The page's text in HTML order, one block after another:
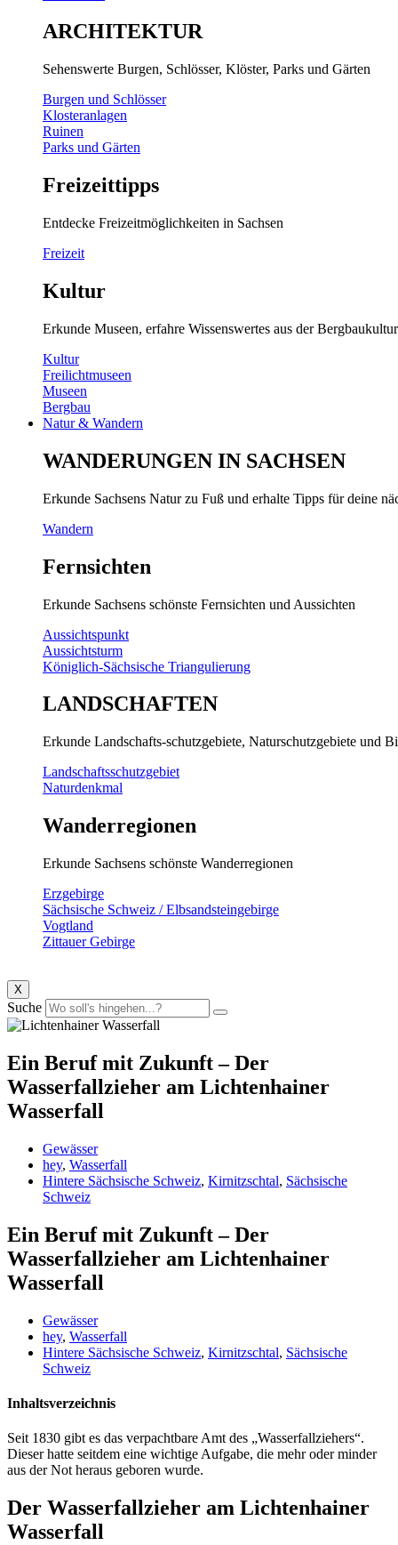
ARCHITEKTUR
Sehenswerte Burgen, Schlösser, Klöster, Parks und Gärten
Burgen und Schlösser
Klosteranlagen
Ruinen
Parks und Gärten
Freizeittipps
Entdecke Freizeitmöglichkeiten in Sachsen
Freizeit
Kultur
Erkunde Museen, erfahre Wissenswertes aus der
Kultur
Freilichtmuseen
Museen
Bergbau
Natur & Wandern
WANDERUNGEN IN SACHSEN
Erkunde Sachsens Natur zu Fuß und erhalte Tipps für deine
Wandern
Fernsichten
Erkunde Sachsens schönste Fernsichten und Aussichten
Aussichtspunkt
Aussichtsturm
Königlich-Sächsische Triangulierung
LANDSCHAFTEN
Erkunde Landschafts-schutzgebiete, Naturschutzgebiete und
Landschaftsschutzgebiet
Naturdenkmal
Wanderregionen
Erkunde Sachsens schönste Wanderregionen
Erzgebirge
Sächsische Schweiz / Elbsandsteingebirge
Vogtland
Zittauer Gebirge
X
Suche
Ein Beruf mit Zukunft – Der
Wasserfallzieher am Lichtenhainer
Wasserfall
Gewässer
hey, Wasserfall
Hintere Sächsische Schweiz, Kirnitzschtal, Sächsische
Schweiz
Ein Beruf mit Zukunft – Der
Wasserfallzieher am Lichtenhainer
Wasserfall
Gewässer
hey, Wasserfall
Hintere Sächsische Schweiz, Kirnitzschtal, Sächsische
Schweiz
Inhaltsverzeichnis
Seit 1830 gibt es das verpachtbare Amt des „Wasserfallziehers“.
Dieser hatte seitdem eine wichtige Aufgabe, die mehr oder minder
aus der Not heraus geboren wurde.
Der Wasserfallzieher am Lichtenhainer
Wasserfall